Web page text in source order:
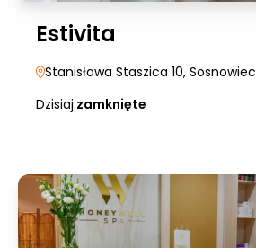
Estivita
Stanisława Staszica 10, Sosnowiec
Dzisiaj:zamknięte